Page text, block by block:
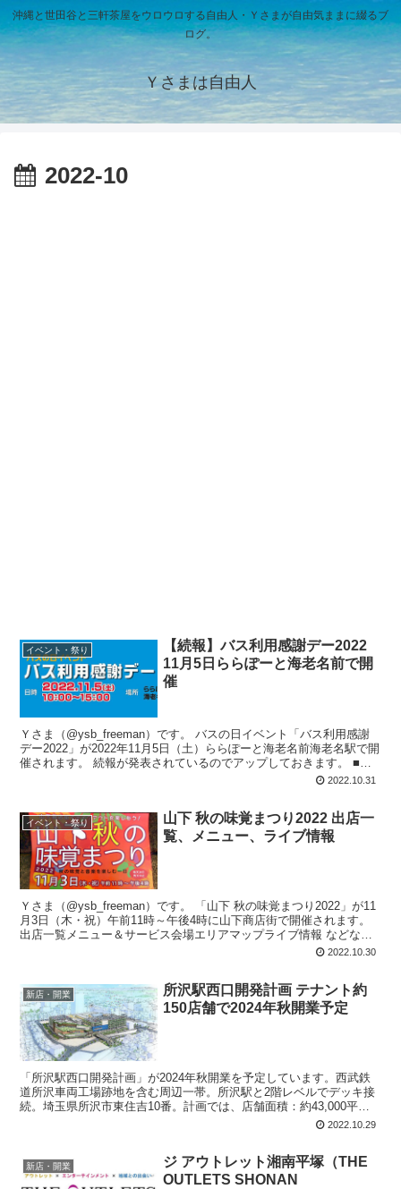
沖縄と世田谷と三軒茶屋をウロウロする自由人・Ｙさまが自由気ままに綴るブ
ログ。
Ｙさまは自由人
2022-10
イベント・祭り
【続報】バス利用感謝デー2022
11月5日ららぽーと海老名前で開
催
Ｙさま（@ysb_freeman）です。 バスの日イベント「バス利用感謝
デー2022」が2022年11月5日（土）ららぽーと海老名前海老名駅で開
催されます。 続報が発表されているのでアップしておきます。 ■第1
2022.10.31
イベント・祭り
山下 秋の味覚まつり2022 出店一
覧、メニュー、ライブ情報
Ｙさま（@ysb_freeman）です。 「山下 秋の味覚まつり2022」が11
月3日（木・祝）午前11時～午後4時に山下商店街で開催されます。
出店一覧メニュー＆サービス会場エリアマップライブ情報 などなど
2022.10.30
新店・開業
所沢駅西口開発計画 テナント約
150店舗で2024年秋開業予定
「所沢駅西口開発計画」が2024年秋開業を予定しています。西武鉄
道所沢車両工場跡地を含む周辺一帯。所沢駅と2階レベルでデッキ接
続。埼玉県所沢市東住吉10番。計画では、店舗面積：約43,000平方
メートル、店舗数：約150店舗、駐車場：約1,700台、駐輪場：約
2022.10.29
新店・開業
ジ アウトレット湘南平塚（THE
OUTLETS SHONAN